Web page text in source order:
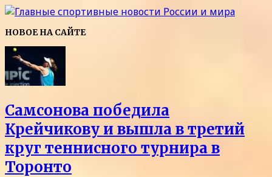
НОВОЕ НА САЙТЕ
Самсонова победила
Крейчикову и вышла в третий
круг теннисного турнира в
Торонто